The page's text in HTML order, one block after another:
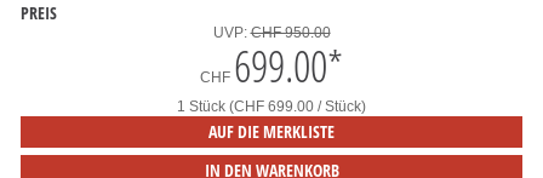
PREIS
UVP:CHF 950.00
CHF 699.00*
1 Stück (CHF 699.00 / Stück)
AUF DIE MERKLISTE
IN DEN WARENKORB